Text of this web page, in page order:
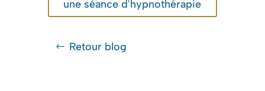
une séance d'hypnothérapie
Retour blog